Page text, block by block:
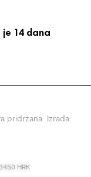
14 dana
pridržana. Izrada:
HRK